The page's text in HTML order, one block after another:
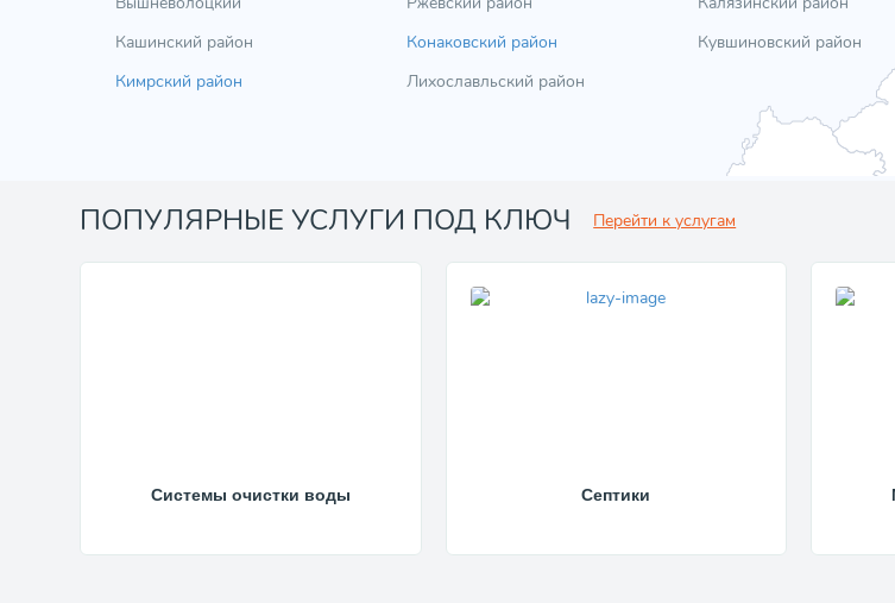
Кашинский район
Кимрский район
Конаковский район
Лихославльский район
Кувшиновский район
ПОПУЛЯРНЫЕ УСЛУГИ ПОД КЛЮЧ Перейти к услугам
Системы очистки воды Септики